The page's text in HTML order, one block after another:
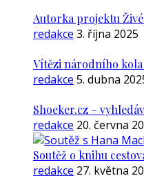
Autorka projektu
redakce 3. října 2025
Vítězi národního
redakce 5. dubna
Shoeker.cz –
redakce 20. června
Soutěž o knihu
redakce 27. května